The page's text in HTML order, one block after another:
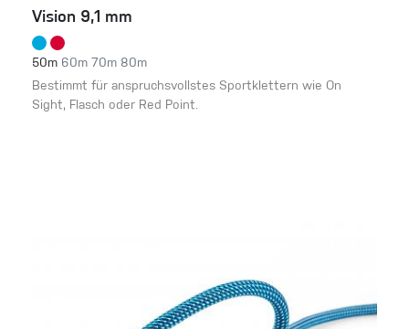
Vision 9,1 mm
50m 60m 70m 80m
Bestimmt für anspruchsvollstes Sportklettern wie On
Sight, Flasch oder Red Point.